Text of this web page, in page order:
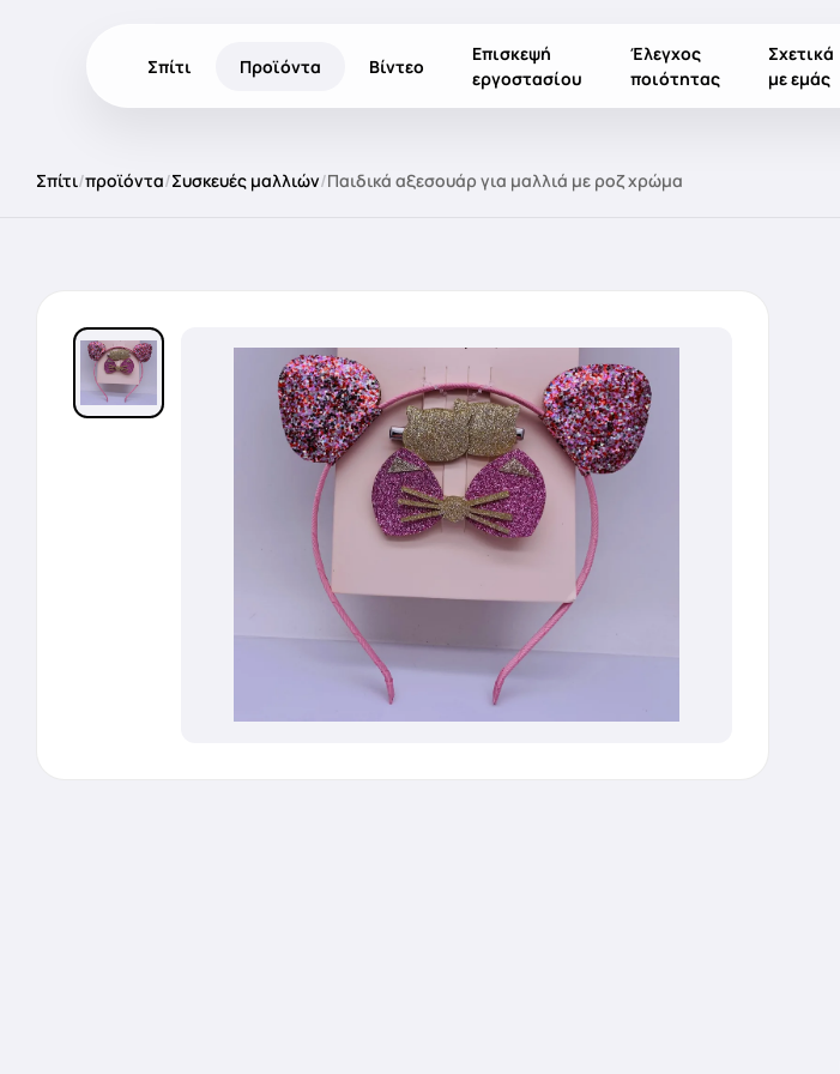
Σπίτι Προϊόντα Βίντεο
Επισκεψή
εργοστασίου
Έλεγχος
ποιότητας
Σχετικά
με εμάς
Σπίτι/προϊόντα/Συσκευές μαλλιών/Παιδικά αξεσουάρ για μαλλιά με ροζ χρώμα